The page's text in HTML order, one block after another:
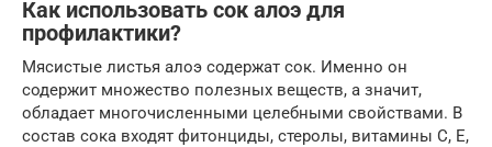
Как использовать сок алоэ для
профилактики?
Мясистые листья алоэ содержат сок. Именно он
содержит множество полезных веществ, а значит,
обладает многочисленными целебными свойствами. В
состав сока входят фитонциды, стеролы, витамины С, Е,